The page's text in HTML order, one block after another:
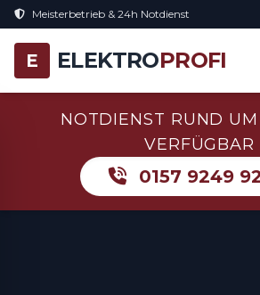
Meisterbetrieb & 24h Notdienst
E ELEKTROPROFI
NOTDIENST RUND
VERFÜGBAR
0157 9249